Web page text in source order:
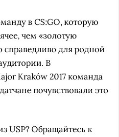
в CS:GO, которую
чем «золотую
справедливо для родной
В
Kraków 2017 команда
почувствовали это
USP? Обращайтесь к